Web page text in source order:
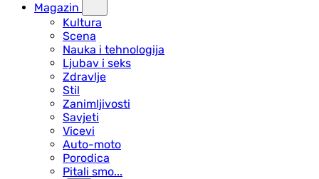
Magazin
Kultura
Scena
Nauka i tehnologija
Ljubav i seks
Zdravlje
Stil
Zanimljivosti
Savjeti
Vicevi
Auto-moto
Porodica
Pitali smo...